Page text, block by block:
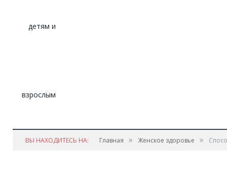
ВЫ НАХОДИТЕСЬ НА: Главная » Женское здоровье »